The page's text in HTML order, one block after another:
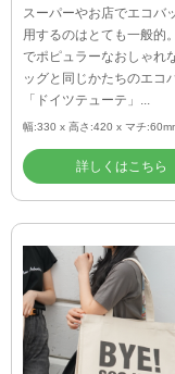
スーパーやお店でエコバ
用するのはとても一般的
でポピュラーなおしゃれ
ッグと同じかたちのエコ
「ドイツテューテ」...
幅:330 x 高さ:420 x マチ
詳しくはこちら